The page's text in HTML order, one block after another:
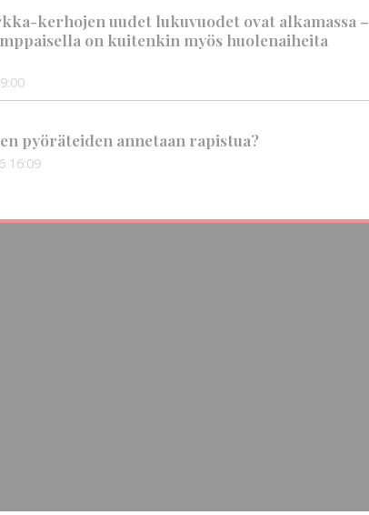
kerhojen uudet lukuvuodet ovat alkamassa –
on kuitenkin myös huolenaiheita
pyöräteiden annetaan rapistua?
16:09